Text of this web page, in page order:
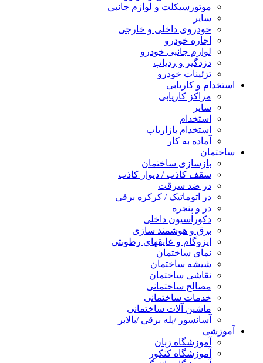
موتورسیکلت و لوازم جانبی
سایر
خودروی داخلی و خارجی
اجاره خودرو
لوازم جانبی خودرو
دزدگیر و ردیاب
تزئینات خودرو
استخدام و کاریابی
مراکز کاریابی
سایر
استخدام
استخدام بازاریاب
آماده به کار
ساختمان
بازسازی ساختمان
سقف کاذب / دیوار کاذب
در ضد سرقت
در اتوماتیک / کرکره برقی
در و پنجره
دکوراسیون داخلی
برق و هوشمند سازی
ایزوگام و عایقهای رطوبتی
نمای ساختمان
شیشه ساختمان
نقاشی ساختمان
مصالح ساختمانی
خدمات ساختمانی
ماشین آلات ساختمانی
آسانسور /پله برقی /بالابر
آموزشی
آموزشگاه زبان
آموزشگاه کنکور